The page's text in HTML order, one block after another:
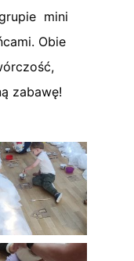
mini
Obie
zabawę!